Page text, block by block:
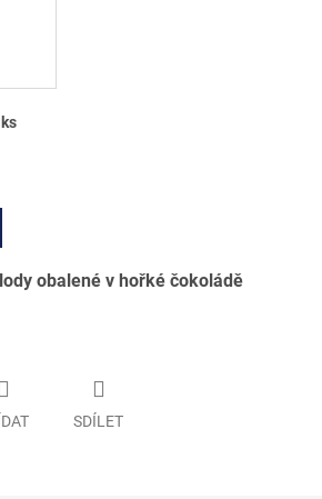
obalené v hořké čokoládě
SDÍLET